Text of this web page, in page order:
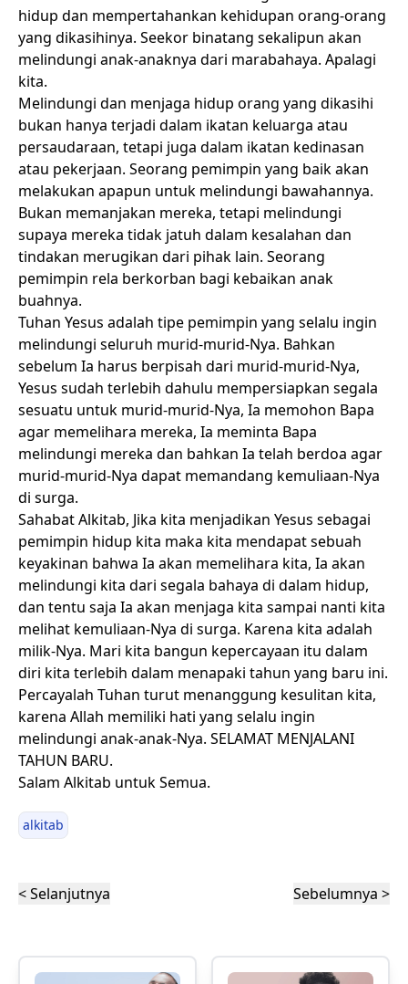
hidup dan mempertahankan kehidupan orang-orang
yang dikasihinya. Seekor binatang sekalipun akan
melindungi anak-anaknya dari marabahaya. Apalagi
kita.
Melindungi dan menjaga hidup orang yang dikasihi
bukan hanya terjadi dalam ikatan keluarga atau
persaudaraan, tetapi juga dalam ikatan kedinasan
atau pekerjaan. Seorang pemimpin yang baik akan
melakukan apapun untuk melindungi bawahannya.
Bukan memanjakan mereka, tetapi melindungi
supaya mereka tidak jatuh dalam kesalahan dan
tindakan merugikan dari pihak lain. Seorang
pemimpin rela berkorban bagi kebaikan anak
buahnya.
Tuhan Yesus adalah tipe pemimpin yang selalu ingin
melindungi seluruh murid-murid-Nya. Bahkan
sebelum Ia harus berpisah dari murid-murid-Nya,
Yesus sudah terlebih dahulu mempersiapkan segala
sesuatu untuk murid-murid-Nya, Ia memohon Bapa
agar memelihara mereka, Ia meminta Bapa
melindungi mereka dan bahkan Ia telah berdoa agar
murid-murid-Nya dapat memandang kemuliaan-Nya
di surga.
Sahabat Alkitab, Jika kita menjadikan Yesus sebagai
pemimpin hidup kita maka kita mendapat sebuah
keyakinan bahwa Ia akan memelihara kita, Ia akan
melindungi kita dari segala bahaya di dalam hidup,
dan tentu saja Ia akan menjaga kita sampai nanti kita
melihat kemuliaan-Nya di surga. Karena kita adalah
milik-Nya. Mari kita bangun kepercayaan itu dalam
diri kita terlebih dalam menapaki tahun yang baru ini.
Percayalah Tuhan turut menanggung kesulitan kita,
karena Allah memiliki hati yang selalu ingin
melindungi anak-anak-Nya. SELAMAT MENJALANI
TAHUN BARU.
Salam Alkitab untuk Semua.
alkitab
< Selanjutnya Sebelumnya >